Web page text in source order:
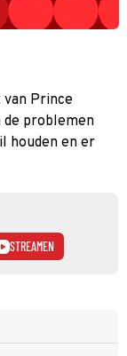
van Prince
de problemen
houden en er
STREAMEN